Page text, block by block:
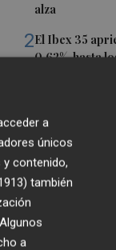
alza
2El Ibex 35
0,62%, hasta
Fallece el
Andrés
4 CaixaBank
para el
275.000
5
Tesla y
para construir
a
únicos
contenido,
también
a